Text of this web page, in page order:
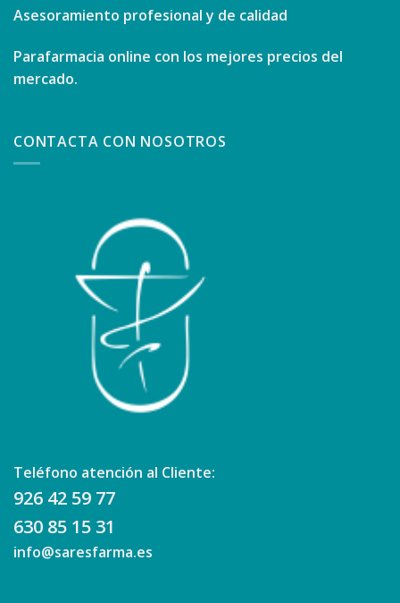
Asesoramiento profesional y de calidad
Parafarmacia online con los mejores precios del
mercado.
CONTACTA CON NOSOTROS
Teléfono atención al Cliente:
926 42 59 77
630 85 15 31
info@saresfarma.es